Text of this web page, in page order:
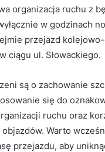
organizacja ruchu z
w godzinach
przejazd
ciągu ul. Słowackiego.
są o zachowanie
się do
ruchu oraz
Warto
przejazdu, aby